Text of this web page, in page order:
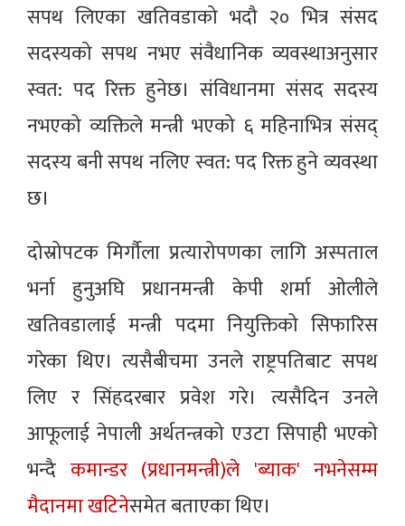
सपथ लिएका खतिवडाको भदौ २० भित्र संसद
सदस्यको सपथ नभए संवैधानिक व्यवस्थाअनुसार
स्वत: पद रिक्त हुनेछ। संविधानमा संसद सदस्य
नभएको व्यक्तिले मन्त्री भएको ६ महिनाभित्र संसद्
सदस्य बनी सपथ नलिए स्वत: पद रिक्त हुने व्यवस्था
छ।
दोस्रोपटक मिर्गौला प्रत्यारोपणका लागि अस्पताल
भर्ना हुनुअघि प्रधानमन्त्री केपी शर्मा ओलीले
खतिवडालाई मन्त्री पदमा नियुक्तिको सिफारिस
गरेका थिए। त्यसैबीचमा उनले राष्ट्रपतिबाट सपथ
लिए र सिंहदरबार प्रवेश गरे। त्यसैदिन उनले
आफूलाई नेपाली अर्थतन्त्रको एउटा सिपाही भएको
भन्दै कमान्डर (प्रधानमन्त्री)ले 'ब्याक' नभनेसम्म
मैदानमा खटिनेसमेत बताएका थिए।